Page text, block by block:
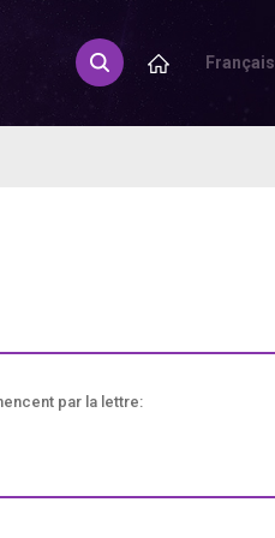
Français
par la lettre: